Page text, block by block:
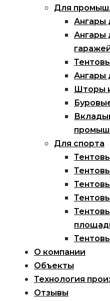
Для
Ангары
Ангары
Ангары
Шторы
Для спорта
О компании
Объекты
Технология
Отзывы